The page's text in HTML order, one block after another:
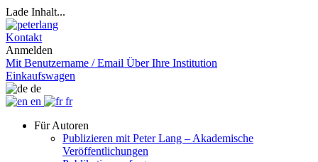
Lade Inhalt...
Kontakt
Anmelden
Mit Benutzername / Email Über Ihre Institution
Einkaufswagen
de
en
fr
Für Autoren
Publizieren mit Peter Lang – Akademische
Veröffentlichungen